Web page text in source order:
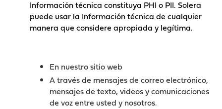
Información técnica constituya PHI o PII. Solera
puede usar la Información técnica de cualquier
manera que considere apropiada y legítima.
En nuestro sitio web
A través de mensajes de correo electrónico,
mensajes de texto, videos y comunicaciones
de voz entre usted y nosotros.